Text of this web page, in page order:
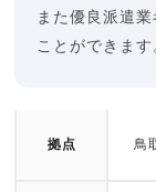
また優良派遣
ことができます
拠点
鳥